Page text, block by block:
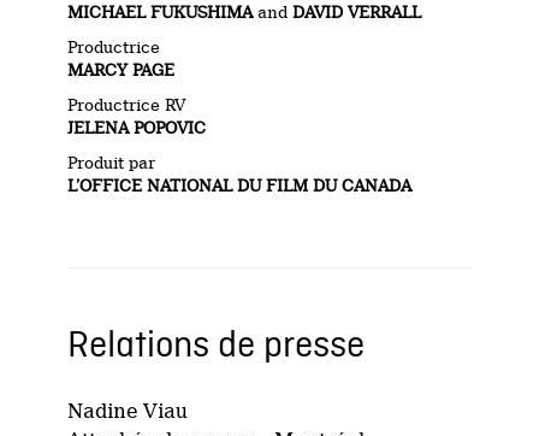
MICHAEL FUKUSHIMAandDAVID VERRALL
Productrice
MARCY PAGE
Productrice RV
JELENA POPOVIC
Produit par
L’OFFICE NATIONAL DU FILM DU CANADA
Relations de presse
Nadine Viau